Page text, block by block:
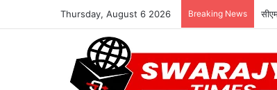
Thursday, August 6 2026 Breaking News